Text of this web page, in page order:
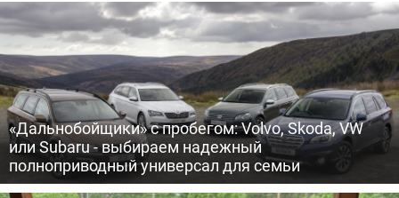
«Дальнобойщики» с пробегом: Volvo, Skoda, VW
или Subaru - выбираем надежный
полноприводный универсал для семьи